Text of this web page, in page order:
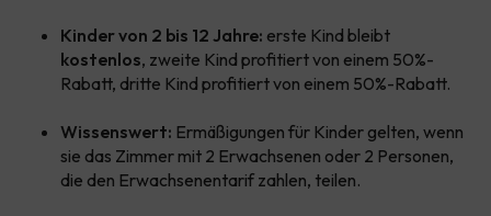
Kinder von 2 bis 12 Jahre: erste Kind bleibt
kostenlos, zweite Kind profitiert von einem 50%-
Rabatt, dritte Kind profitiert von einem 50%-Rabatt.
Wissenswert: Ermäßigungen für Kinder gelten, wenn
sie das Zimmer mit 2 Erwachsenen oder 2 Personen,
die den Erwachsenentarif zahlen, teilen.